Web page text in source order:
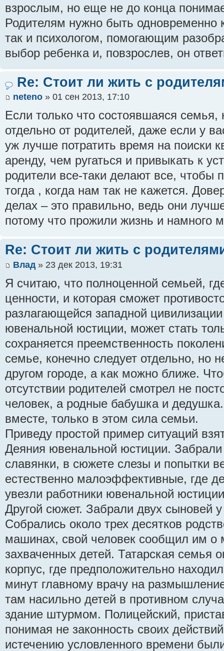
взрослым, но еще не до конца
Родителям нужно быть одновременно
так и психологом, помогающим
выбор ребенка и, повзрослев, он
Re: Стоит ли жить с
neteno » 01 сен 2013, 17:10
Если только что состоявшаяся
отдельно от родителей, даже если у
уж лучше потратить время на поиски
аренду, чем ругаться и привыкать к
родители все-таки делают все,
тогда , когда нам так не кажется.
делах – это правильно, ведь они
потому что прожили жизнь и намного
Re: Стоит ли жить с
Влад » 23 дек 2013, 19:31
Я считаю, что полноценной семьей,
ценности, и которая сможет
разлагающейся западной
ювенальной юстиции, может стать
сохраняется преемственность
семье, конечно следует отдельно, но
другом городе, а как можно ближе.
отсутствии родителей смотрел не
человек, а родные бабушка и
вместе, только в этом сила семьи.
Приведу простой пример ситуаций
Деяния ювенальной юстиции.
славянки, в сюжете слезы и попытки
естественно малоэффективные, где
увезли работники ювенальной
Другой сюжет. Забрали двух сыновей
Собрались около трех десятков
машинах, свой человек сообщил им о
захваченных детей. Татарская семья
корпус, где предположительно
минут главному врачу на
там насильно детей в противном
здание штурмом. Полицейский,
понимая не законность своих
истечению условленного времени